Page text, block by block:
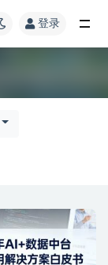
登录